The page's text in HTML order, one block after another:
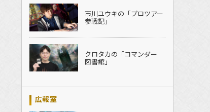
市川ユウキの「プロツアー
参戦記」
クロタカの「コマンダー
図書館」
広報室